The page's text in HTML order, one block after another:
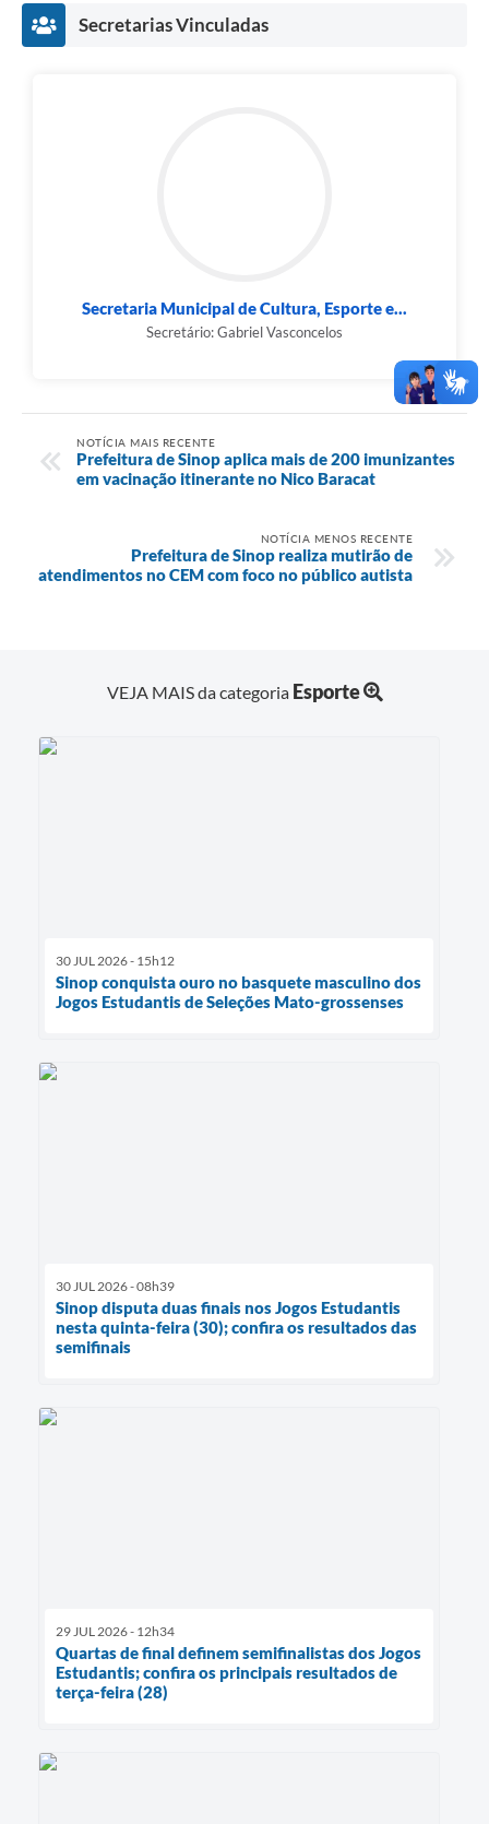
Secretarias Vinculadas
Secretaria Municipal de Cultura, Esporte e...
Secretário: Gabriel Vasconcelos
NOTÍCIA MAIS RECENTE
Prefeitura de Sinop aplica mais de 200 imunizantes
em vacinação itinerante no Nico Baracat
NOTÍCIA MENOS RECENTE
Prefeitura de Sinop realiza mutirão de
atendimentos no CEM com foco no público autista
VEJA MAIS da categoria Esporte
30 JUL 2026 - 15h12
Sinop conquista ouro no basquete masculino dos
Jogos Estudantis de Seleções Mato-grossenses
30 JUL 2026 - 08h39
Sinop disputa duas finais nos Jogos Estudantis
nesta quinta-feira (30); confira os resultados das
semifinais
29 JUL 2026 - 12h34
Quartas de final definem semifinalistas dos Jogos
Estudantis; confira os principais resultados de
terça-feira (28)